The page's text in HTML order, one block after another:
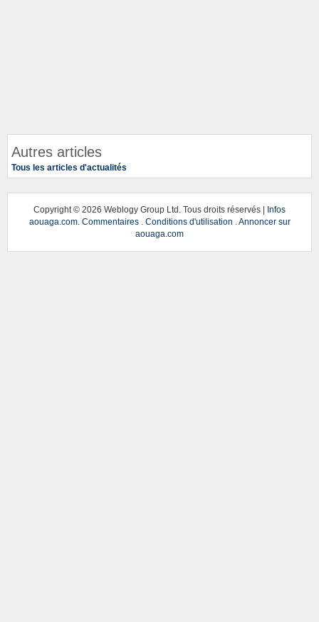
Autres articles
Tous les articles d'actualités
Copyright © 2026 Weblogy Group Ltd. Tous droits réservés |
Infos
aouaga.com. Commentaires. Conditions d'utilisation .Annoncer sur
aouaga.com